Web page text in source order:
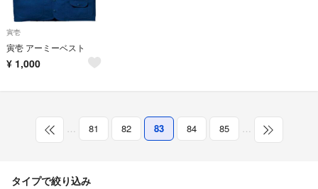
寅壱
寅壱 アーミーベスト
¥ 1,000
… 81 82 83 84 85 …
タイプで絞り込み